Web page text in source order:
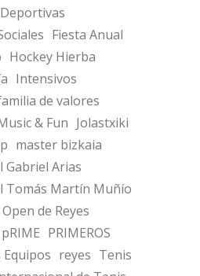
Fiesta Anual
Hockey Hierba
Intensivos
de valores
& Fun Jolastxiki
master bizkaia
Gabriel Arias
Tomás Martín Muñío
Open de Reyes
pRIME PRIMEROS
reyes Tenis